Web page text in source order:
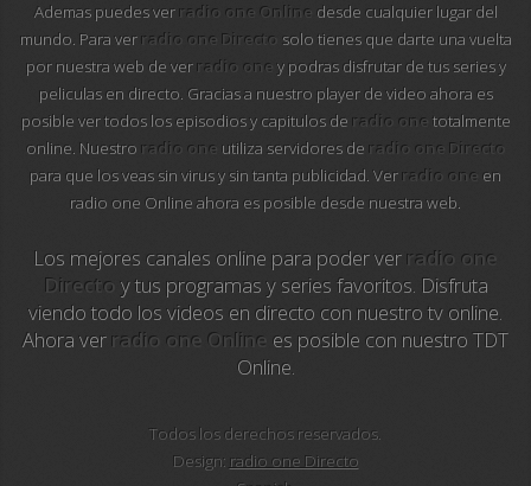
13 max digital
13 tv
24 corren
24 krim
24-7 los simpson
24-7 los simpson hd
25 televisio
Ademas puedes verradio one Online desde cualquier lugar del
mundo. Para verradio one Directo solo tienes que darte una vuelta
por nuestra web de verradio one y podras disfrutar de tus series y
peliculas en directo. Gracias a nuestro player de video ahora es
posible ver todos los episodios y capitulos de radio one totalmente
online. Nuestro radio one utiliza servidores de radio one Directo
para que los veas sin virus y sin tanta publicidad. Verradio one en
radio one Online ahora es posible desde nuestra web.
Los mejores canales online para poder verradio one
Directo y tus programas y series favoritos. Disfruta
viendo todo los videos en directo con nuestro tv online.
Ahora verradio one Online es posible con nuestro TDT
Online.
Todos los derechos reservados.
Design: radio one Directo